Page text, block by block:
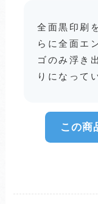
全面黒印刷
らに全面エ
ゴのみ浮き
りになって
この商